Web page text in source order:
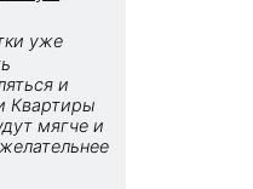
уже
и
Квартиры
мягче и